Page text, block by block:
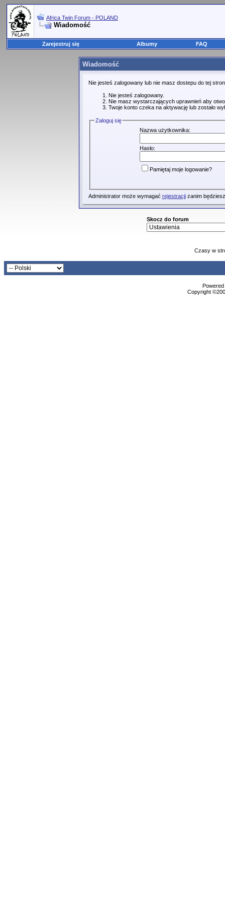
Africa Twin Forum - POLAND
Wiadomość
Zarejestruj się Albumy FAQ
Wiadomość
Nie jesteś zalogowany lub nie masz dostepu do tej
Nie jesteś zalogowany.
Nie masz wystarczających uprawnień aby
Twoje konto czeka na aktywację lub zostało
Zaloguj się
Nazwa użytkownika:
Hasło:
Pamiętaj moje logowanie?
Administrator może wymagać rejestracjizanim
Skocz do forum
Czasy w
Copyright